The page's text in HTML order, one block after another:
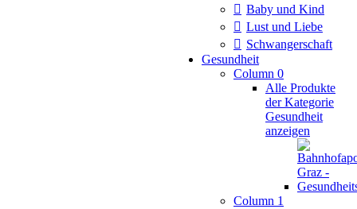
Baby und Kind
Lust und Liebe
Schwangerschaft
Gesundheit
Column 0
Alle Produkte
der Kategorie
Gesundheit
anzeigen
Column 1